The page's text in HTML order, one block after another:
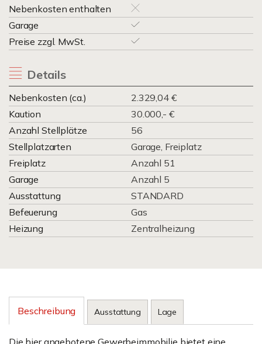
Nebenkosten enthalten
Garage
Preise zzgl. MwSt.
Details
Nebenkosten (ca.)
2.329,04 €
Kaution
30.000,- €
Anzahl Stellplätze
56
Stellplatzarten
Garage, Freiplatz
Freiplatz
Anzahl 51
Garage
Anzahl 5
Ausstattung
STANDARD
Befeuerung
Gas
Heizung
Zentralheizung
Beschreibung Ausstattung Lage
Die hier angebotene Gewerbeimmobilie bietet eine